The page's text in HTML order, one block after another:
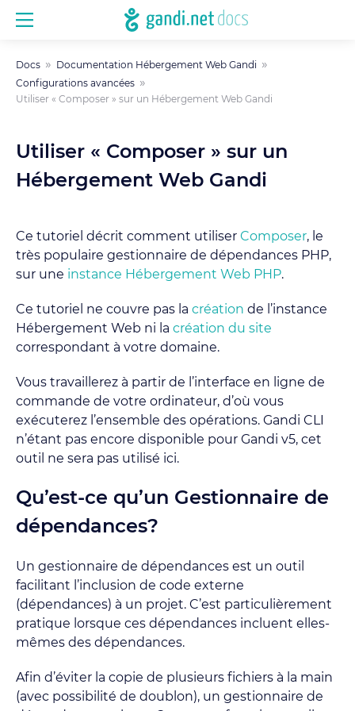
Docs
Documentation Hébergement Web Gandi
Configurations avancées
Utiliser « Composer » sur un Hébergement Web Gandi
Utiliser « Composer » sur un
Hébergement Web Gandi
Ce tutoriel décrit comment utiliser Composer, le
très populaire gestionnaire de dépendances PHP,
sur une instance Hébergement Web PHP.
Ce tutoriel ne couvre pas la création de l’instance
Hébergement Web ni la création du site
correspondant à votre domaine.
Vous travaillerez à partir de l’interface en ligne de
commande de votre ordinateur, d’où vous
exécuterez l’ensemble des opérations. Gandi CLI
n’étant pas encore disponible pour Gandi v5, cet
outil ne sera pas utilisé ici.
Qu’est-ce qu’un Gestionnaire de
dépendances?
Un gestionnaire de dépendances est un outil
facilitant l’inclusion de code externe
(dépendances) à un projet. C’est particulièrement
pratique lorsque ces dépendances incluent elles-
mêmes des dépendances.
Afin d’éviter la copie de plusieurs fichiers à la main
(avec possibilité de doublon), un gestionnaire de